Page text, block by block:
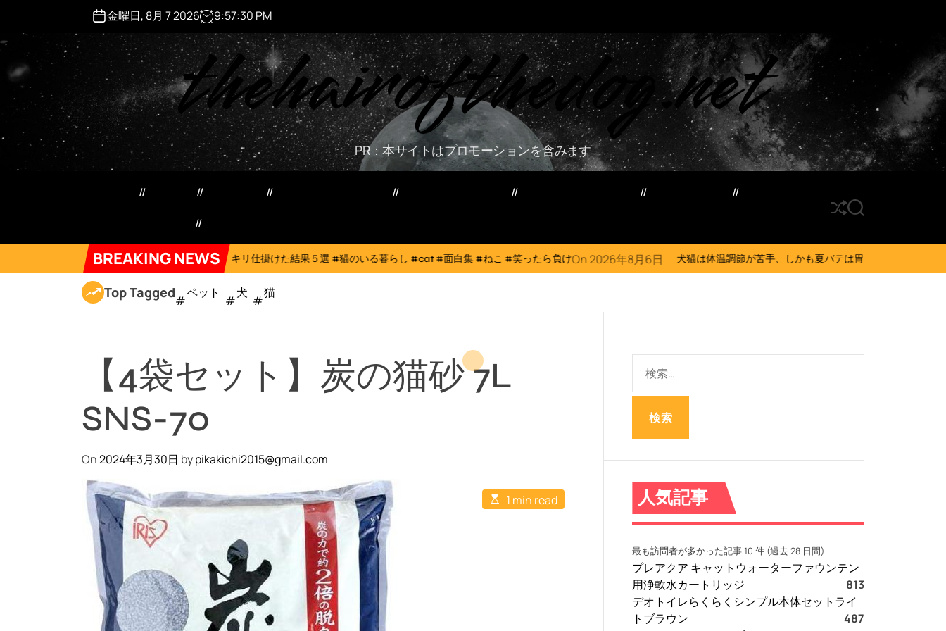
i
n
金曜日, 8月 7 2026 9:57:31 PM
thehairofthedog.net
PR：本サイトはプロモーションを含みます
S
u
ff
l
S
A
R
C
BREAKING NEWS
ネコにドッキリ仕掛けた結果５選 #猫のいる暮らし #cat #面白集 #ねこ #笑ったら負けOn2026年8月6日 犬猫は体温調節が苦手、しかも夏バテは胃腸に出る…そんなときの対処法とは？
Top Tagged ペット 犬 猫
【4袋セット】炭の猫砂 7L
SNS-70
On2024年3月30日 bypikakichi2015@gmail.com
E
s
1 min read
:
人気記事
最も訪問者が多かった記事 10 件 (過去 28 日間)
プレアクア キャットウォーターファウンテン
用浄軟水カートリッジ
813
デオトイレらくらくシンプル本体セットライ
トブラウン
487